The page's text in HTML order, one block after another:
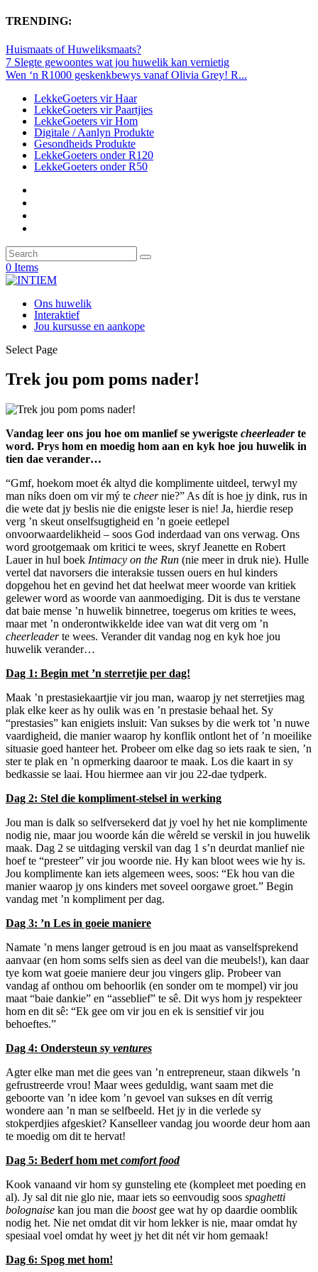
TRENDING:
Huismaats of Huweliksmaats?
7 Slegte gewoontes wat jou huwelik kan vernietig
Wen ‘n R1000 geskenkbewys vanaf Olivia Grey! R...
LekkeGoeters vir Haar
LekkeGoeters vir Paartjies
LekkeGoeters vir Hom
Digitale / Aanlyn Produkte
Gesondheids Produkte
LekkeGoeters onder R120
LekkeGoeters onder R50
0 Items
Ons huwelik
Interaktief
Jou kursusse en aankope
Select Page
Trek jou pom poms nader!
Vandag leer ons jou hoe om manlief se ywerigste cheerleaderte
word. Prys hom en moedig hom aan en kyk hoe jou huwelik in
tien dae verander…
“Gmf, hoekom moet ék altyd die komplimente uitdeel, terwyl my
man níks doen om vir mý te cheernie?” As dít is hoe jy dink, rus in
die wete dat jy beslis nie die enigste leser is nie! Ja, hierdie resep
verg ’n skeut onselfsugtigheid en ’n goeie eetlepel
onvoorwaardelikheid – soos God inderdaad van ons verwag. Ons
word grootgemaak om kritici te wees, skryf Jeanette en Robert
Lauer in hul boek Intimacy on the Run (nie meer in druk nie). Hulle
vertel dat navorsers die interaksie tussen ouers en hul kinders
dopgehou het en gevind het dat heelwat meer woorde van kritiek
gelewer word as woorde van aanmoediging. Dit is dus te verstane
dat baie mense ’n huwelik binnetree, toegerus om krities te wees,
maar met ’n onderontwikkelde idee van wat dit verg om ’n
cheerleaderte wees. Verander dit vandag nog en kyk hoe jou
huwelik verander…
Dag 1: Begin met ’n sterretjie per dag!
Maak ’n prestasiekaartjie vir jou man, waarop jy net sterretjies mag
plak elke keer as hy oulik was en ’n prestasie behaal het. Sy
“prestasies” kan enigiets insluit: Van sukses by die werk tot ’n nuwe
vaardigheid, die manier waarop hy konflik ontlont het of ’n moeilike
situasie goed hanteer het. Probeer om elke dag so iets raak te sien, ’n
ster te plak en ’n opmerking daaroor te maak. Los die kaart in sy
bedkassie se laai. Hou hiermee aan vir jou 22-dae tydperk.
Dag 2: Stel die kompliment-stelsel in werking
Jou man is dalk so selfversekerd dat jy voel hy het nie komplimente
nodig nie, maar jou woorde kán die wêreld se verskil in jou huwelik
maak. Dag 2 se uitdaging verskil van dag 1 s’n deurdat manlief nie
hoef te “presteer” vir jou woorde nie. Hy kan bloot wees wie hy is.
Jou komplimente kan iets algemeen wees, soos: “Ek hou van die
manier waarop jy ons kinders met soveel oorgawe groet.” Begin
vandag met ’n kompliment per dag.
Dag 3: ’n Les in goeie maniere
Namate ’n mens langer getroud is en jou maat as vanselfsprekend
aanvaar (en hom soms selfs sien as deel van die meubels!), kan daar
tye kom wat goeie maniere deur jou vingers glip. Probeer van
vandag af onthou om behoorlik (en sonder om te mompel) vir jou
maat “baie dankie” en “asseblief” te sê. Dit wys hom jy respekteer
hom en dit sê: “Ek gee om vir jou en ek is sensitief vir jou
behoeftes.”
Dag 4: Ondersteun sy ventures
Agter elke man met die gees van ’n entrepreneur, staan dikwels ’n
gefrustreerde vrou! Maar wees geduldig, want saam met die
geboorte van ’n idee kom ’n gevoel van sukses en dít verrig
wondere aan ’n man se selfbeeld. Het jy in die verlede sy
stokperdjies afgeskiet? Kanselleer vandag jou woorde deur hom aan
te moedig om dit te hervat!
Dag 5: Bederf hom met comfort food
Kook vanaand vir hom sy gunsteling ete (kompleet met poeding en
al). Jy sal dit nie glo nie, maar iets so eenvoudig soos spaghetti
bolognaise kan jou man die boostgee wat hy op daardie oomblik
nodig het. Nie net omdat dit vir hom lekker is nie, maar omdat hy
spesiaal voel omdat hy weet jy het dit nét vir hom gemaak!
Dag 6: Spog met hom!